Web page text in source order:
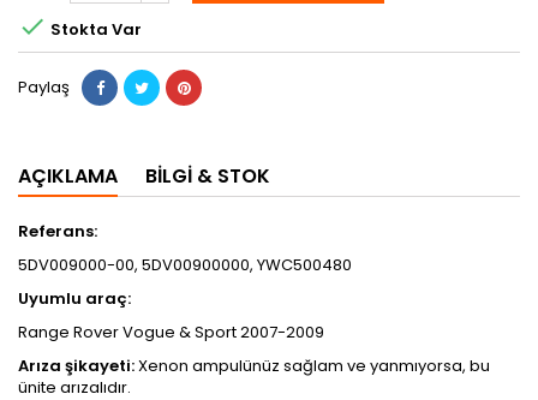
 Stokta Var
Paylaş
AÇIKLAMA BILGI & STOK
Referans:
5DV009000-00, 5DV00900000, YWC500480
Uyumlu araç:
Range Rover Vogue & Sport 2007-2009
Arıza şikayeti:Xenon ampulünüz sağlam ve yanmıyorsa, bu
ünite arızalıdır.